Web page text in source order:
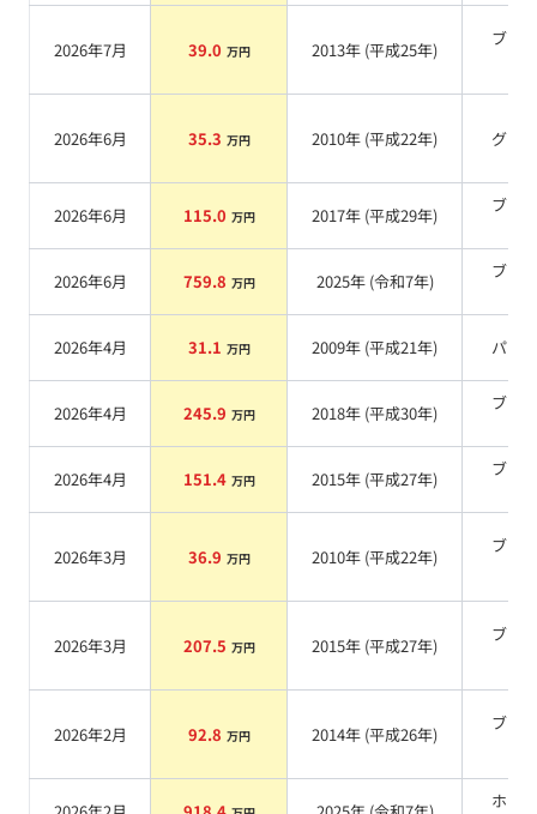
2026年7月 39.0 万円 2013年 (平成25年)
ブラ
2026年6月 35.3 万円 2010年 (平成22年) グレー
2026年6月 115.0 万円 2017年 (平成29年)
ブラ
2026年6月 759.8 万円 2025年 (令和7年)
ブラ
2026年4月 31.1 万円 2009年 (平成21年) パール
2026年4月 245.9 万円 2018年 (平成30年)
ブラ
2026年4月 151.4 万円 2015年 (平成27年)
ブラ
2026年3月 36.9 万円 2010年 (平成22年)
ブラ
2026年3月 207.5 万円 2015年 (平成27年)
ブラ
2026年2月 92.8 万円 2014年 (平成26年)
ブラ
ホワ